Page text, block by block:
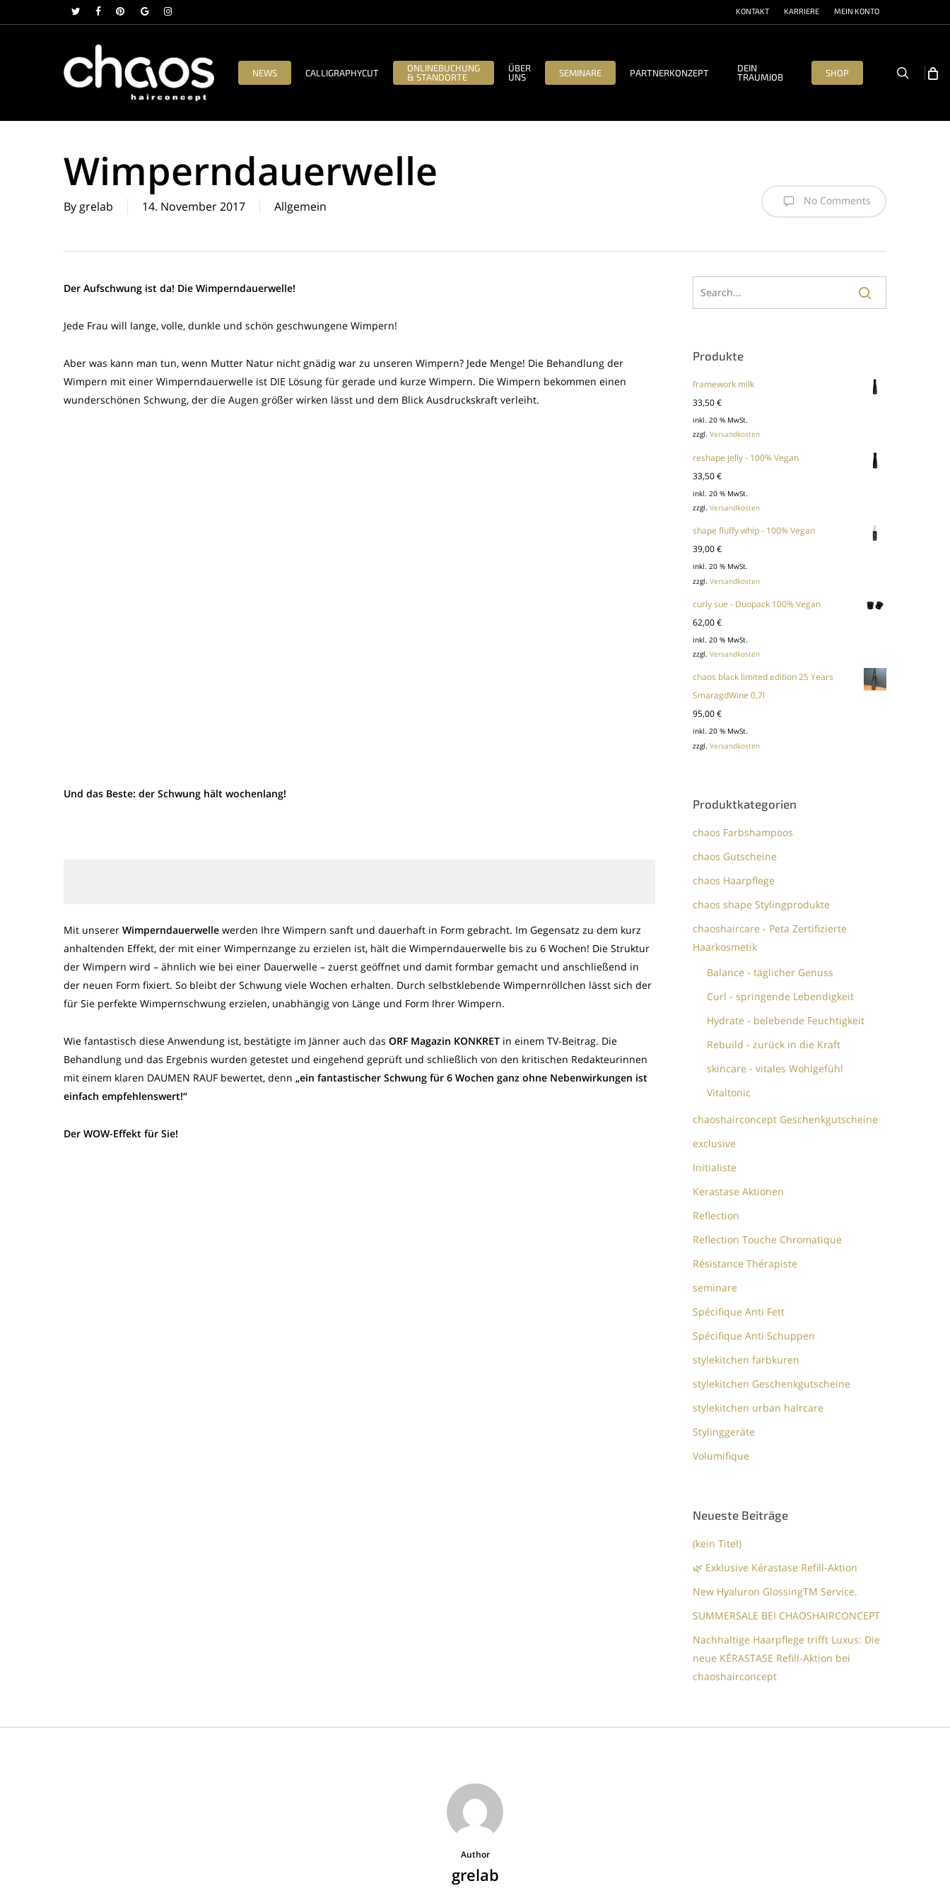
to
twitterfacebookpinterestgoogle-instagram
KONTAKT KARRIERE MEIN KONTO
NEWS CALLIGRAPHYCUT
ONLINEBUCHUNG
& STANDORTE
ÜBER
UNS
SEMINARE PARTNERKONZEPT
DEIN
TRAUMJOB
SHOP search
Wimperndauerwelle
By grelab 14. November 2017 Allgemein No Comments
Der Aufschwung ist da! Die Wimperndauerwelle!
Jede Frau will lange, volle, dunkle und schön geschwungene Wimpern!
Aber was kann man tun, wenn Mutter Natur nicht gnädig war zu unseren Wimpern? Jede Menge! Die Behandlung der
Wimpern mit einer Wimperndauerwelle ist DIE Lösung für gerade und kurze Wimpern. Die Wimpern bekommen einen
wunderschönen Schwung, der die Augen größer wirken lässt und dem Blick Ausdruckskraft verleiht.
Und das Beste: der Schwung hält wochenlang!
Mit unserer Wimperndauerwelle werden Ihre Wimpern sanft und dauerhaft in Form gebracht. Im Gegensatz zu dem kurz
anhaltenden Effekt, der mit einer Wimpernzange zu erzielen ist, hält die Wimperndauerwelle bis zu 6 Wochen! Die Struktur
der Wimpern wird – ähnlich wie bei einer Dauerwelle – zuerst geöffnet und damit formbar gemacht und anschließend in
der neuen Form fixiert. So bleibt der Schwung viele Wochen erhalten. Durch selbstklebende Wimpernröllchen lässt sich der
für Sie perfekte Wimpernschwung erzielen, unabhängig von Länge und Form Ihrer Wimpern.
Wie fantastisch diese Anwendung ist, bestätigte im Jänner auch das ORF Magazin KONKRET in einem TV-Beitrag. Die
Behandlung und das Ergebnis wurden getestet und eingehend geprüft und schließlich von den kritischen Redakteurinnen
mit einem klaren DAUMEN RAUF bewertet, denn „ein fantastischer Schwung für 6 Wochen ganz ohne Nebenwirkungen ist
einfach empfehlenswert!“
Der WOW-Effekt für Sie!
Produkte
framework milk
33,50€
inkl. 20 % MwSt.
zzgl.Versandkosten
reshape jelly - 100% Vegan
33,50€
inkl. 20 % MwSt.
zzgl.Versandkosten
shape fluffy whip - 100% Vegan
39,00€
inkl. 20 % MwSt.
zzgl.Versandkosten
curly sue - Duopack 100% Vegan
62,00€
inkl. 20 % MwSt.
zzgl.Versandkosten
chaos black limited edition 25 Years
SmaragdWine 0,7l
95,00€
inkl. 20 % MwSt.
zzgl.Versandkosten
Produktkategorien
chaos Farbshampoos
chaos Gutscheine
chaos Haarpflege
chaos shape Stylingprodukte
chaoshaircare - Peta Zertifizierte
Haarkosmetik
Balance - täglicher Genuss
Curl - springende Lebendigkeit
Hydrate - belebende Feuchtigkeit
Rebuild - zurück in die Kraft
skincare - vitales Wohlgefühl
Vitaltonic
chaoshairconcept Geschenkgutscheine
exclusive
Initialiste
Kerastase Aktionen
Reflection
Reflection Touche Chromatique
Résistance Thérapiste
seminare
Spécifique Anti Fett
Spécifique Anti Schuppen
stylekitchen farbkuren
stylekitchen Geschenkgutscheine
stylekitchen urban haircare
Stylinggeräte
Volumifique
Neueste Beiträge
(kein Titel)
🌿 Exklusive Kérastase Refill-Aktion
New Hyaluron GlossingTM​ Service.​
SUMMERSALE BEI CHAOSHAIRCONCEPT
Nachhaltige Haarpflege trifft Luxus: Die
neue KÉRASTASE Refill-Aktion bei
chaoshairconcept
Author
grelab